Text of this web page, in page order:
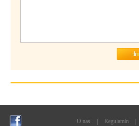
O nas Regulamin